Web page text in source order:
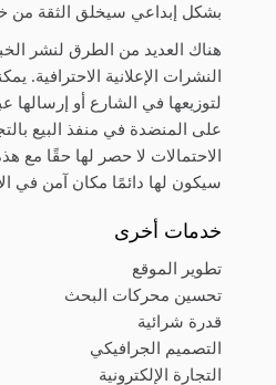
بشكل إبداعي سيخلق الثقة من
هناك العديد من الطرق لنشر
النشرات الإعلانية الاحترافية.
لتوزيعها في الشارع أو إرسالها
على المنضدة في منفذ البيع
الاحتمالات لا حصر لها حقًا مع
سيكون لها دائمًا مكان آمن في
خدمات أخرى
تطوير الموقع
تحسين محركات البحث
قدرة شرائية
التصميم الجرافيكي
التجارة الإلكترونية